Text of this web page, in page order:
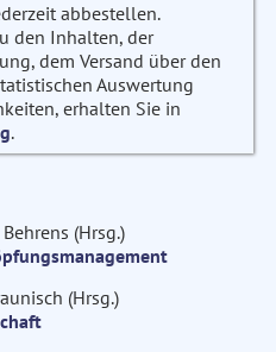
abbestellen.
den Inhalten, der
dem Versand über den
Auswertung
erhalten Sie in
.
(Hrsg.)
(Hrsg.)